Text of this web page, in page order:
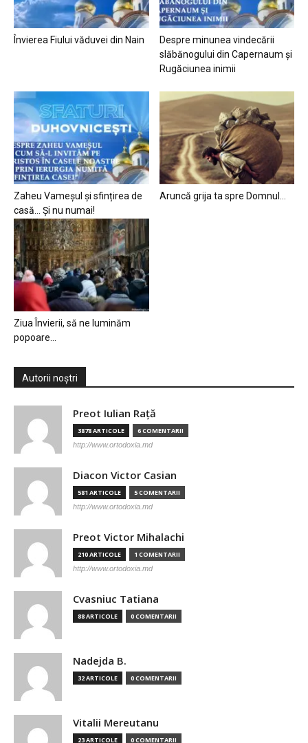
Învierea Fiului văduvei din Nain
Despre minunea vindecării
slăbănogului din Capernaum și
Rugăciunea inimii
Zaheu Vameșul și sfințirea de
casă… Și nu numai!
Aruncă grija ta spre Domnul…
Ziua Învierii, să ne luminăm
popoare…
Autorii noștri
Preot Iulian Raţă
3878 ARTICOLE 6 COMENTARII
http://www.ortodoxia.md
Diacon Victor Casian
581 ARTICOLE 5 COMENTARII
http://www.ortodoxia.md
Preot Victor Mihalachi
210 ARTICOLE 1 COMENTARII
http://www.ortodoxia.md
Cvasniuc Tatiana
88 ARTICOLE 0 COMENTARII
Nadejda B.
32 ARTICOLE 0 COMENTARII
Vitalii Mereutanu
23 ARTICOLE 0 COMENTARII